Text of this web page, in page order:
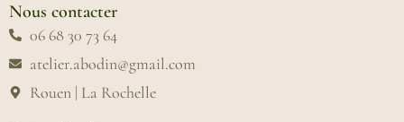
Nous contacter
06 68 30 73 64
atelier.abodin@gmail.com
Rouen | La Rochelle